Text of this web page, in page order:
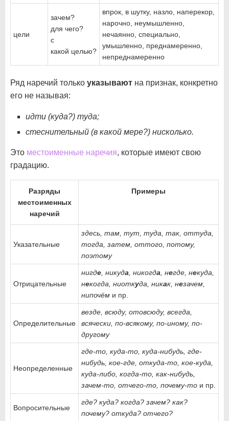
цели
зачем?
для чего?
с
какой целью?
впрок, в шутку, назло, наперекор,
нарочно, неумышленно,
нечаянно, специально,
умышленно, преднамеренно,
непреднамеренно
Ряд наречий только указывают на признак, конкретно
его не называя:
идти (куда?) туда;
стеснительный (в какой мере?) нисколько.
Это местоименные наречия, которые имеют свою
градацию.
Разряды
местоименных
наречий
Примеры
Указательные
здесь, там, тут, туда, так, оттуда,
тогда, затем, оттого, потому,
поэтому
Отрицательные
нигде , никуда , никогда , негде, некуда,
некогда, ниоткуда, никак, незачем,
нипочём и пр.
Определительные
везде, всюду, отовсюду, всегда,
всячески, по-всякому, по-иному, по-
другому
Неопределенные
где-то, куда-то, куда-нибудь, где-
нибудь, кое-где, откуда-то, кое-куда,
куда-либо, когда-то, как-нибудь,
зачем-то, отчего-то, почему-то и пр.
Вопросительные
где? куда? когда? зачем? как?
почему? откуда? отчего?